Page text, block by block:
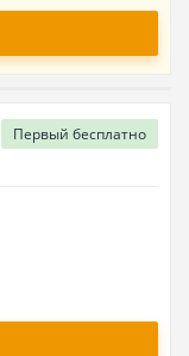
Первый бесплатно